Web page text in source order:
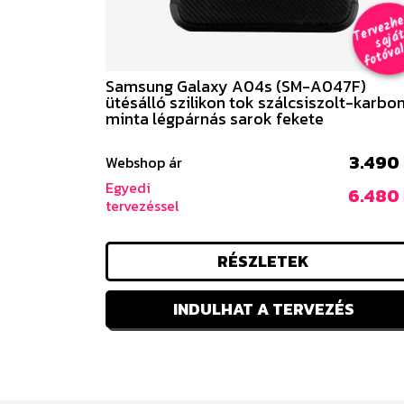
T
t
al
Samsung Galaxy A04s (SM-A047F)
ütésálló szilikon tok szálcsiszolt-karbon
minta légpárnás sarok fekete
Webshop ár 3.490
Egyedi
tervezéssel
6.480
RÉSZLETEK
INDULHAT A TERVEZÉS